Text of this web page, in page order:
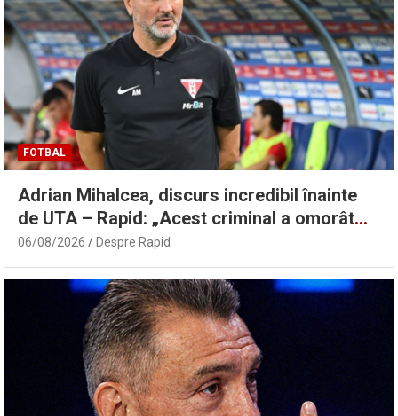
FOTBAL
Adrian Mihalcea, discurs incredibil înainte
de UTA – Rapid: „Acest criminal a omorât
vreo șase oameni” | Sport.ro
06/08/2026 Despre Rapid